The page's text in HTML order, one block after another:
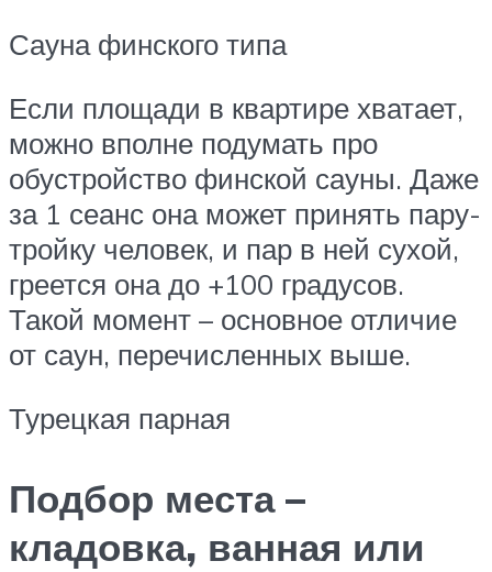
Сауна финского типа
Если площади в квартире хватает,
можно вполне подумать про
обустройство финской сауны. Даже
за 1 сеанс она может принять пару-
тройку человек, и пар в ней сухой,
греется она до +100 градусов.
Такой момент – основное отличие
от саун, перечисленных выше.
Турецкая парная
Подбор места –
кладовка, ванная или